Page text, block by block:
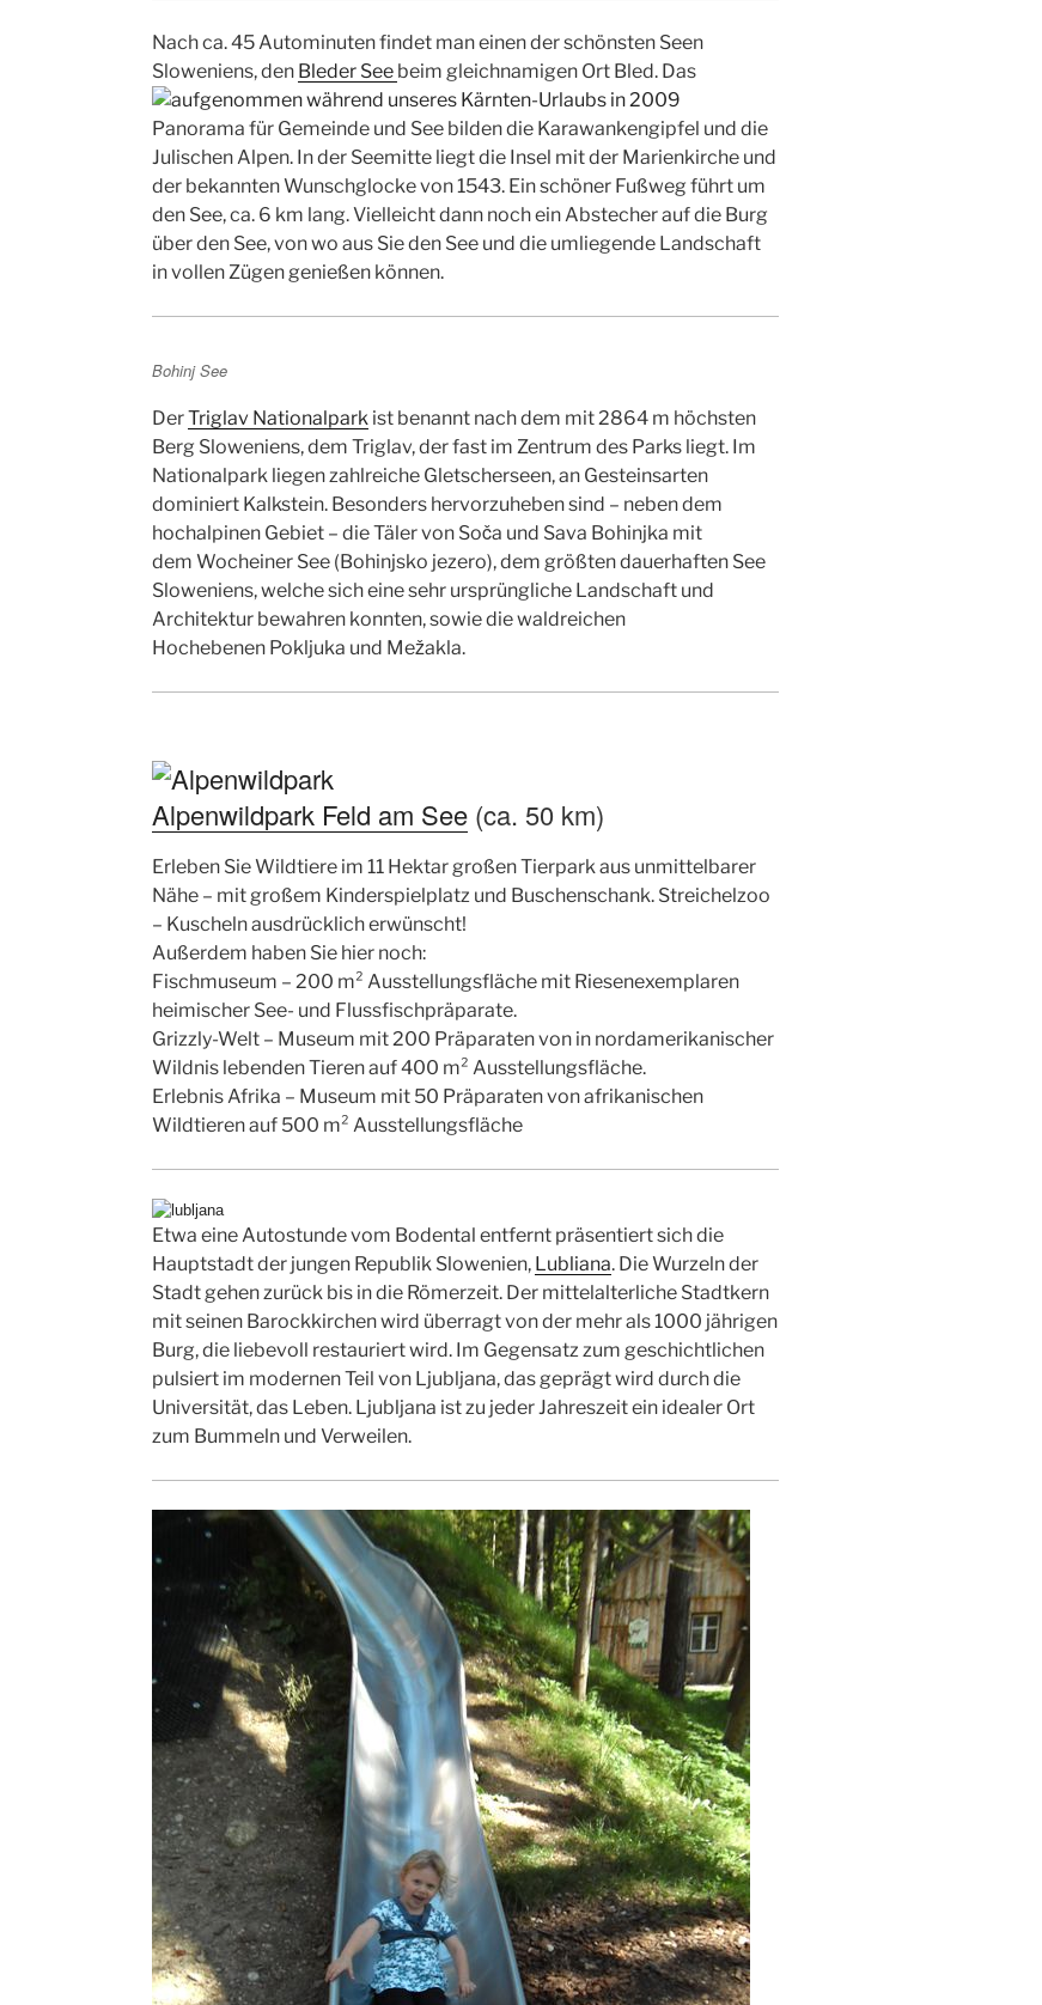
Nach ca. 45 Autominuten findet man einen der schönsten Seen
Sloweniens, den Bleder See beim gleichnamigen Ort Bled. Das
Panorama für Gemeinde und See bilden die Karawankengipfel und die
Julischen Alpen. In der Seemitte liegt die Insel mit der Marienkirche und
der bekannten Wunschglocke von 1543. Ein schöner Fußweg führt um
den See, ca. 6 km lang. Vielleicht dann noch ein Abstecher auf die Burg
über den See, von wo aus Sie den See und die umliegende Landschaft
in vollen Zügen genießen können.
Bohinj See
DerTriglav Nationalparkist benannt nach dem mit 2864 m höchsten
Berg Sloweniens, dem Triglav, der fast im Zentrum des Parks liegt. Im
Nationalpark liegen zahlreiche Gletscherseen, an Gesteinsarten
dominiert Kalkstein. Besonders hervorzuheben sind – neben dem
hochalpinen Gebiet – die Täler von Soča und Sava Bohinjka mit
dem Wocheiner See (Bohinjsko jezero), dem größten dauerhaften See
Sloweniens, welche sich eine sehr ursprüngliche Landschaft und
Architektur bewahren konnten, sowie die waldreichen
Hochebenen Pokljuka und Mežakla.
Alpenwildpark Feld am See(ca. 50 km)
Erleben Sie Wildtiere im 11 Hektar großen Tierpark aus unmittelbarer
Nähe – mit großem Kinderspielplatz und Buschenschank. Streichelzoo
– Kuscheln ausdrücklich erwünscht!
Außerdem haben Sie hier noch:
Fischmuseum – 200 m² Ausstellungsfläche mit Riesenexemplaren
heimischer See- und Flussfischpräparate.
Grizzly-Welt – Museum mit 200 Präparaten von in nordamerikanischer
Wildnis lebenden Tieren auf 400 m² Ausstellungsfläche.
Erlebnis Afrika – Museum mit 50 Präparaten von afrikanischen
Wildtieren auf 500 m² Ausstellungsfläche
Etwa eine Autostunde vom Bodental entfernt präsentiert sich die
Hauptstadt der jungen Republik Slowenien, Lubliana. Die Wurzeln der
Stadt gehen zurück bis in die Römerzeit. Der mittelalterliche Stadtkern
mit seinen Barockkirchen wird überragt von der mehr als 1000 jährigen
Burg, die liebevoll restauriert wird. Im Gegensatz zum geschichtlichen
pulsiert im modernen Teil von Ljubljana, das geprägt wird durch die
Universität, das Leben. Ljubljana ist zu jeder Jahreszeit ein idealer Ort
zum Bummeln und Verweilen.